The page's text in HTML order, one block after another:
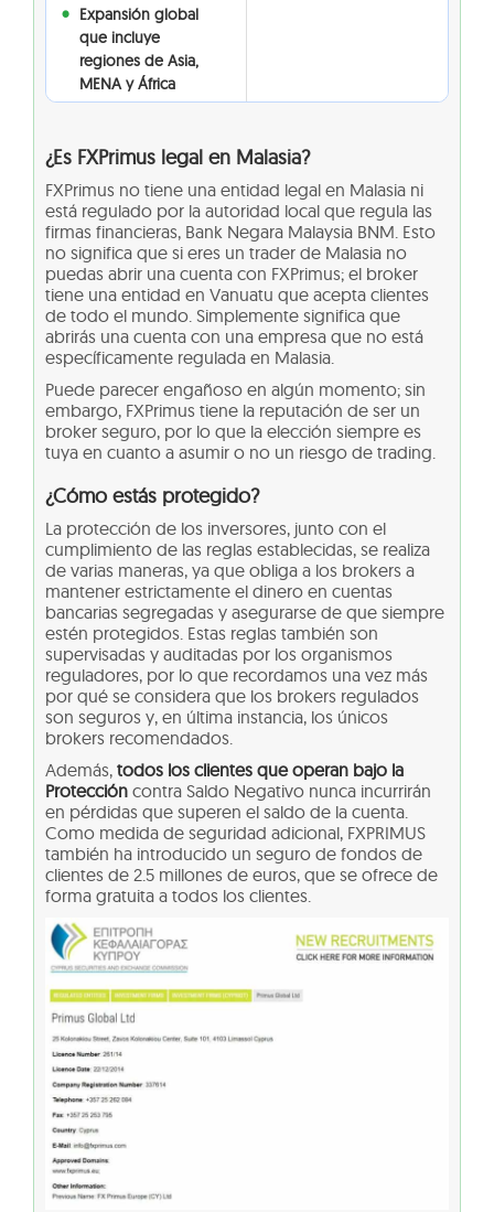
Expansión global
que incluye
regiones de Asia,
MENA y África
¿Es FXPrimus legal en Malasia?
FXPrimus no tiene una entidad legal en Malasia ni
está regulado por la autoridad local que regula las
firmas financieras, Bank Negara Malaysia BNM. Esto
no significa que si eres un trader de Malasia no
puedas abrir una cuenta con FXPrimus; el broker
tiene una entidad en Vanuatu que acepta clientes
de todo el mundo. Simplemente significa que
abrirás una cuenta con una empresa que no está
específicamente regulada en Malasia.
Puede parecer engañoso en algún momento; sin
embargo, FXPrimus tiene la reputación de ser un
broker seguro, por lo que la elección siempre es
tuya en cuanto a asumir o no un riesgo de trading.
¿Cómo estás protegido?
La protección de los inversores, junto con el
cumplimiento de las reglas establecidas, se realiza
de varias maneras, ya que obliga a los brokers a
mantener estrictamente el dinero en cuentas
bancarias segregadas y asegurarse de que siempre
estén protegidos. Estas reglas también son
supervisadas y auditadas por los organismos
reguladores, por lo que recordamos una vez más
por qué se considera que los brokers regulados
son seguros y, en última instancia, los únicos
brokers recomendados.
Además, todos los clientes que operan bajo la
Protección contra Saldo Negativo nunca incurrirán
en pérdidas que superen el saldo de la cuenta.
Como medida de seguridad adicional, FXPRIMUS
también ha introducido un seguro de fondos de
clientes de 2.5 millones de euros, que se ofrece de
forma gratuita a todos los clientes.